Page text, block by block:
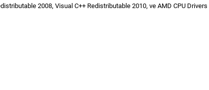
2008, Visual C++ Redistributable 2010, ve AMD CPU